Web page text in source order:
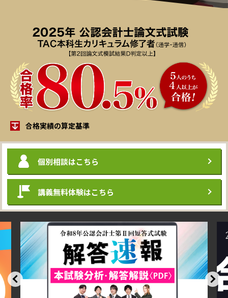
合格実績の算定基準
個別相談はこちら
講義無料体験はこちら